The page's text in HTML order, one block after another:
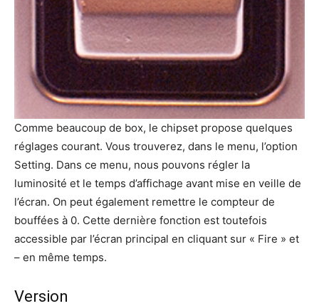
Comme beaucoup de box, le chipset propose quelques
réglages courant. Vous trouverez, dans le menu, l’option
Setting. Dans ce menu, nous pouvons régler la
luminosité et le temps d’affichage avant mise en veille de
l’écran. On peut également remettre le compteur de
bouffées à 0. Cette dernière fonction est toutefois
accessible par l’écran principal en cliquant sur « Fire » et
– en même temps.
Version